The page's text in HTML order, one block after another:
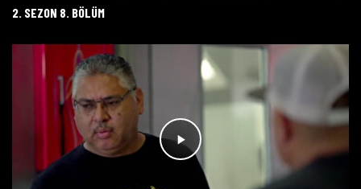
2. SEZON 8. BÖLÜM